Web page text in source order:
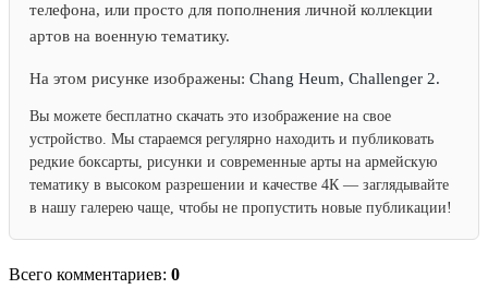
телефона, или просто для пополнения личной коллекции
артов на военную тематику.
На этом рисунке изображены: Chang Heum, Challenger 2.
Вы можете бесплатно скачать это изображение на свое
устройство. Мы стараемся регулярно находить и публиковать
редкие боксарты, рисунки и современные арты на армейскую
тематику в высоком разрешении и качестве 4К — заглядывайте
в нашу галерею чаще, чтобы не пропустить новые публикации!
Всего комментариев: 0